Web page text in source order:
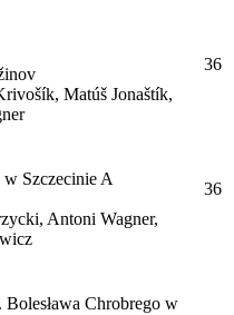
Matúš Jonaštík,
36
Szczecinie A
Antoni Wagner,
36
Chrobrego w